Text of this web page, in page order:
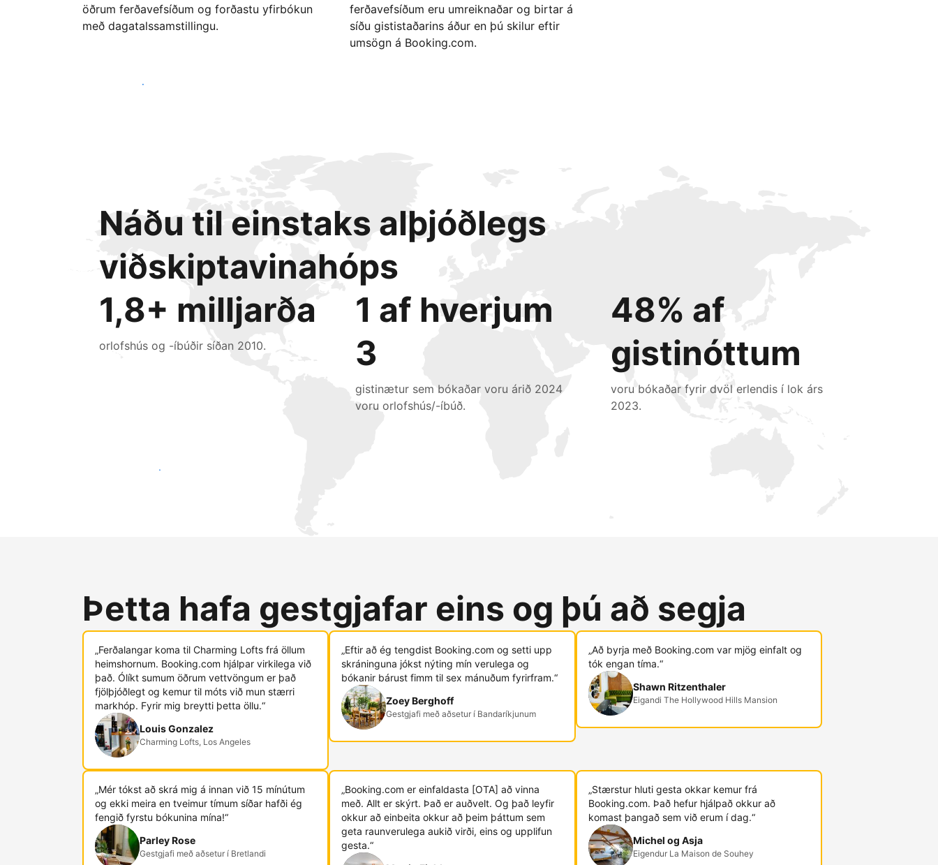
öðrum ferðavefsíðum og forðastu yfirbókun
með dagatalssamstillingu.
ferðavefsíðum eru umreiknaðar og birtar á
síðu gististaðarins áður en þú skilur eftir
umsögn á Booking.com.
Byrjaðu strax í dag
Náðu til einstaks alþjóðlegs
viðskiptavinahóps
1,8+ milljarða
orlofshús og -íbúðir síðan 2010.
1 af hverjum
3
gistinætur sem bókaðar voru árið 2024
voru orlofshús/-íbúð.
48% af
gistinóttum
voru bókaðar fyrir dvöl erlendis í lok árs
2023.
Náðu til nýrra gesta í dag
Þetta hafa gestgjafar eins og þú að segja
„Ferðalangar koma til Charming Lofts frá öllum
heimshornum. Booking.com hjálpar virkilega við
það. Ólíkt sumum öðrum vettvöngum er það
fjölþjóðlegt og kemur til móts við mun stærri
markhóp. Fyrir mig breytti þetta öllu.“
Louis Gonzalez
Charming Lofts, Los Angeles
„Eftir að ég tengdist Booking.com og ​​setti upp
skráninguna jókst nýting mín verulega og
bókanir bárust fimm til sex mánuðum fyrirfram.“
Zoey Berghoff
Gestgjafi með aðsetur í Bandaríkjunum
„Að byrja með Booking.com var mjög einfalt og
tók engan tíma.“
Shawn Ritzenthaler
Eigandi The Hollywood Hills Mansion
„Mér tókst að skrá mig á innan við 15 mínútum
og ekki meira en tveimur tímum síðar hafði ég
fengið fyrstu bókunina mína!“
Parley Rose
Gestgjafi með aðsetur í Bretlandi
„Booking.com er einfaldasta [OTA] að vinna
með. Allt er skýrt. Það er auðvelt. Og það leyfir
okkur að einbeita okkur að þeim þáttum sem
geta raunverulega aukið virði, eins og upplifun
gesta.“
„Stærstur hluti gesta okkar kemur frá
Booking.com. Það hefur hjálpað okkur að
komast þangað sem við erum í dag.“
Michel og Asja
Eigendur La Maison de Souhey